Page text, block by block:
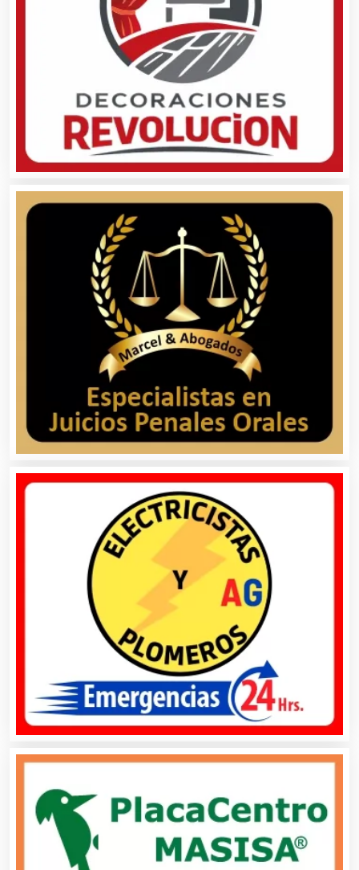
Análisis de Aguas
Animadores de Eventos
Aparatos y Equipos Eléctricos
Arquitectos
Artes Gráficas
Artesanías
Artículos de Oficina
Artículos de Piel
Artículos Deportivos
Artículos Importados
Artículos para el Hogar
Artículos para Regalos
Artículos Personales
Artículos Publicitarios